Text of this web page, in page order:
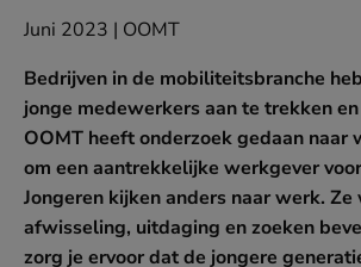
Juni 2023 | OOMT
Bedrijven in de mobiliteitsbranche
jonge medewerkers aan te trekken
OOMT heeft onderzoek gedaan naar
om een aantrekkelijke werkgever
Jongeren kijken anders naar werk.
afwisseling, uitdaging en zoeken
zorg je ervoor dat de jongere